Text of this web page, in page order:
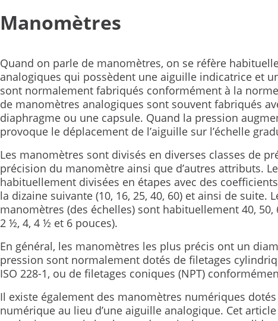
Manomètres
Quand on parle de manomètres, on se réfère
analogiques qui possèdent une aiguille indicatrice et
sont normalement fabriqués conformément à la norme
de manomètres analogiques sont souvent fabriqués
diaphragme ou une capsule. Quand la pression
provoque le déplacement de l’aiguille sur l’échelle
Les manomètres sont divisés en diverses classes de
précision du manomètre ainsi que d’autres attributs.
habituellement divisées en étapes avec des
la dizaine suivante (10, 16, 25, 40, 60) et ainsi de suite.
manomètres (des échelles) sont habituellement 40, 50,
2 ½, 4, 4 ½ et 6 pouces).
En général, les manomètres les plus précis ont un
pression sont normalement dotés de filetages
ISO 228-1, ou de filetages coniques (NPT)
Il existe également des manomètres numériques
numérique au lieu d’une aiguille analogique. Cet